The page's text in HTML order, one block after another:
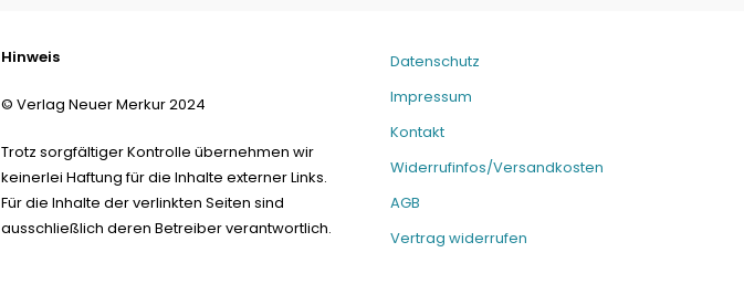
Hinweis
© Verlag Neuer Merkur 2024
Trotz sorgfältiger Kontrolle übernehmen wir
keinerlei Haftung für die Inhalte externer Links.
Für die Inhalte der verlinkten Seiten sind
ausschließlich deren Betreiber verantwortlich.
Datenschutz
Impressum
Kontakt
Widerrufinfos/Versandkosten
AGB
Vertrag widerrufen